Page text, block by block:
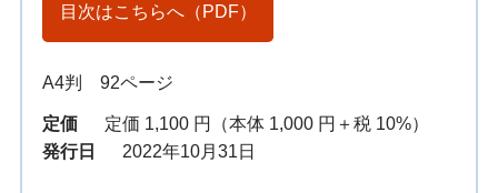
目次はこちらへ（PDF）
A4判 92ページ
定価
定価 1,100 円（本体 1,000 円＋税 10%）
発行日
2022年10月31日